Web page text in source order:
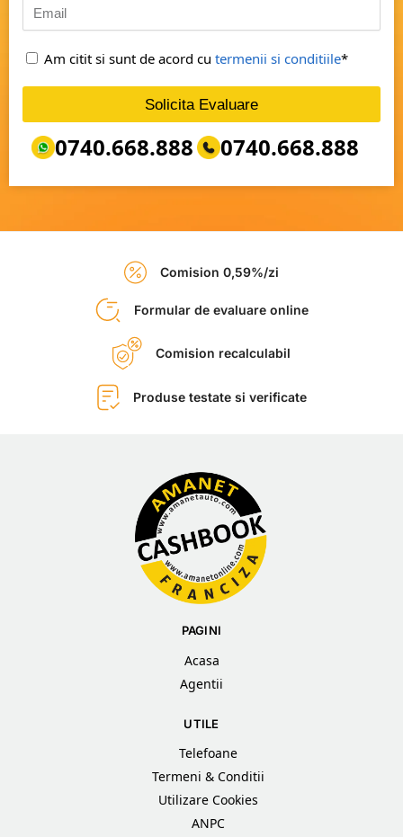
Am citit si sunt de acord cu termenii si conditiile*
Solicita Evaluare
0740.668.888 0740.668.888
Comision 0,59%/zi
Formular de evaluare online
Comision recalculabil
Produse testate si verificate
PAGINI
Acasa
Agentii
UTILE
Telefoane
Termeni & Conditii
Utilizare Cookies
ANPC